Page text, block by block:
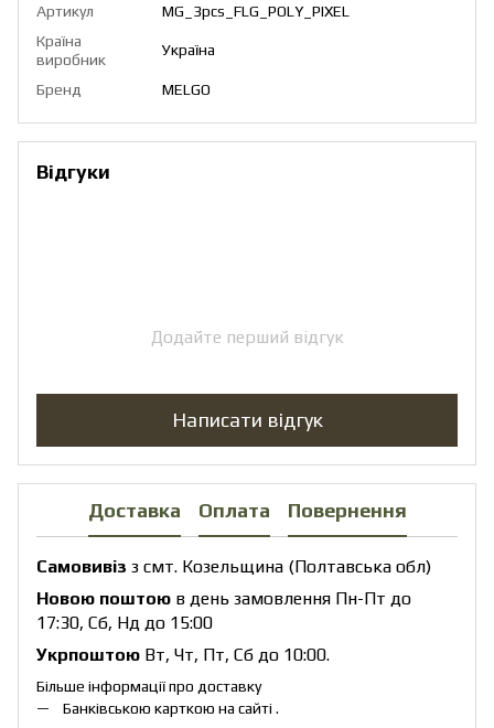
Артикул
MG_3pcs_FLG_POLY_PIXEL
Країна
виробник
Україна
Бренд MELGO
Відгуки
Додайте перший відгук
Написати відгук
Доставка Оплата Повернення
Самовивіз з смт. Козельщина (Полтавська обл)
Новою поштою в день замовлення Пн-Пт до
17:30, Сб, Нд до 15:00
Укрпоштою Вт, Чт, Пт, Сб до 10:00.
Більше інформації про доставку
Банківською карткою на сайті .